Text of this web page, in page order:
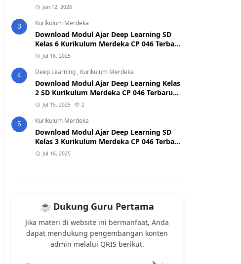
Jan 12, 2026
3 Kurikulum Merdeka
Download Modul Ajar Deep Learning SD
Kelas 6 Kurikulum Merdeka CP 046 Terbaru
2025Jul 16, 2025
4 Deep Learning , Kurikulum Merdeka
Download Modul Ajar Deep Learning Kelas
2 SD Kurikulum Merdeka CP 046 Terbaru
2026/2027 (Format Word & PDF)
Jul 15, 2025 2
5 Kurikulum Merdeka
Download Modul Ajar Deep Learning SD
Kelas 3 Kurikulum Merdeka CP 046 Terbaru
2025Jul 16, 2025
☕ Dukung Guru Pertama
Jika materi di website ini bermanfaat, Anda
dapat mendukung pengembangan konten
admin melalui QRIS berikut.